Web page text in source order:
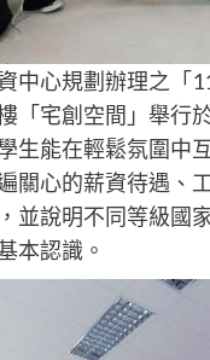
中心規劃辦理之「
「宅創空間」舉行
生能在輕鬆氛圍中
關心的薪資待遇、
並說明不同等級國
本認識。